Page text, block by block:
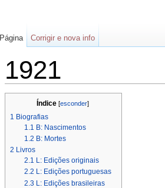
1921
Índice[esconder]
1 Biografias
1.1 B: Nascimentos
1.2 B: Mortes
2 Livros
2.1 L: Edições originais
2.2 L: Edições portuguesas
2.3 L: Edições brasileiras
Página Corrigir e nova info